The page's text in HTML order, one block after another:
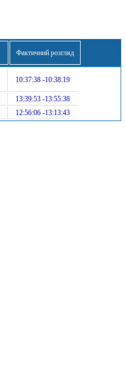
Фактичний розгляд
10:37:38 -10:38:19
13:39:53 -13:55:38
12:56:06 -13:13:43